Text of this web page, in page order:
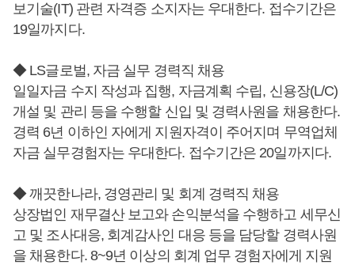
보기술(IT) 관련 자격증 소지자는 우대한다. 접수기간은
19일까지다.
◆ LS글로벌, 자금 실무 경력직 채용
일일자금 수지 작성과 집행, 자금계획 수립, 신용장(L/C)
개설 및 관리 등을 수행할 신입 및 경력사원을 채용한다.
경력 6년 이하인 자에게 지원자격이 주어지며 무역업체
자금 실무경험자는 우대한다. 접수기간은 20일까지다.
◆ 깨끗한나라, 경영관리 및 회계 경력직 채용
상장법인 재무결산 보고와 손익분석을 수행하고 세무신
고 및 조사대응, 회계감사인 대응 등을 담당할 경력사원
을 채용한다. 8~9년 이상의 회계 업무 경험자에게 지원